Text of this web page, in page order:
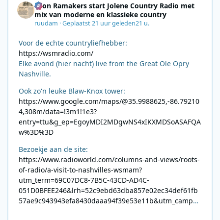
Leon Ramakers start Jolene Country Radio met
mix van moderne en klassieke country
ruudam ·Geplaatst21 uur geleden21 u.
Voor de echte countryliefhebber:
https://wsmradio.com/
Elke avond (hier nacht) live from the Great Ole Opry
Nashville.
Ook zo'n leuke Blaw-Knox tower:
https://www.google.com/maps/@35.9988625,-86.79210
4,308m/data=!3m1!1e3?
entry=ttu&g_ep=EgoyMDI2MDgwNS4xIKXMDSoASAFQA
w%3D%3D
Bezoekje aan de site:
https://www.radioworld.com/columns-and-views/roots-
of-radio/a-visit-to-nashvilles-wsmam?
utm_term=69C07DC8-7B5C-43CD-AD4C-
051D0BFEE246&lrh=52c9ebd63dba857e02ec34def61fb
57ae9c943943efa8430daaa94f39e53e11b&utm_campai